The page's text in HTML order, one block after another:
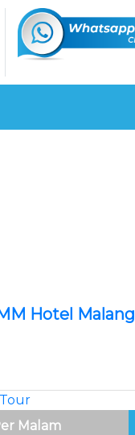
Hotel Malang
Malam